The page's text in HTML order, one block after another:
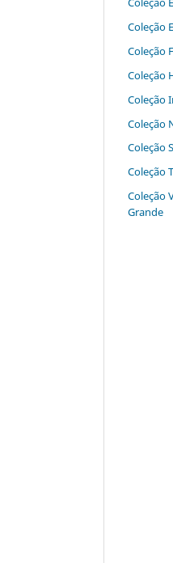
Coleção
Coleção
Coleção
Coleção
Coleção
Coleção
Coleção
Coleção
Grande